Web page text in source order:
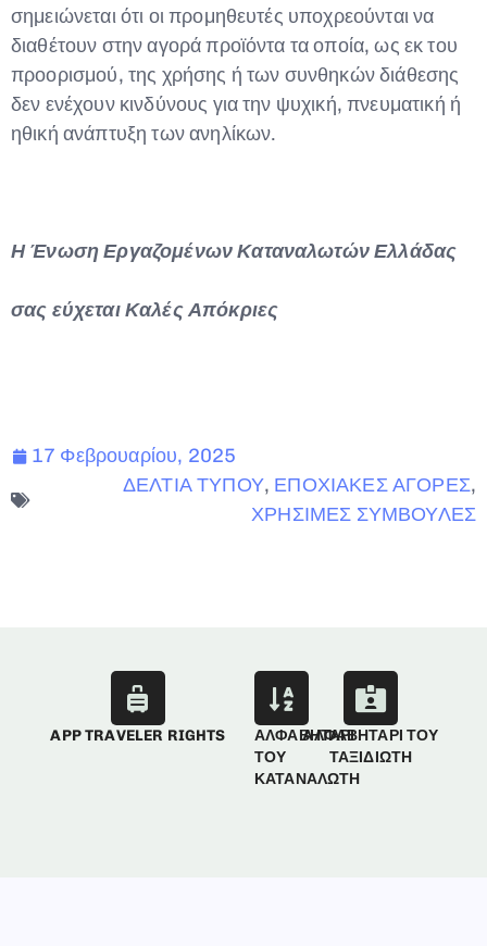
σημειώνεται ότι οι προμηθευτές υποχρεούνται να
διαθέτουν στην αγορά προϊόντα τα οποία, ως εκ του
προορισμού, της χρήσης ή των συνθηκών διάθεσης
δεν ενέχουν κινδύνους για την ψυχική, πνευματική ή
ηθική ανάπτυξη των ανηλίκων.
Η Ένωση Εργαζομένων Καταναλωτών Ελλάδας
σας εύχεται Καλές Απόκριες
17 Φεβρουαρίου, 2025
ΔΕΛΤΙΑ ΤΥΠΟΥ, ΕΠΟΧΙΑΚΕΣ ΑΓΟΡΕΣ,
ΧΡΗΣΙΜΕΣ ΣΥΜΒΟΥΛΕΣ
APP TRAVELER RIGHTS
ΑΛΦΑΒΗΤΑΡΙ
ΤΟΥ
ΚΑΤΑΝΑΛΩΤΗ
ΑΛΦΑΒΗΤΑΡΙ ΤΟΥ
ΤΑΞΙΔΙΩΤΗ